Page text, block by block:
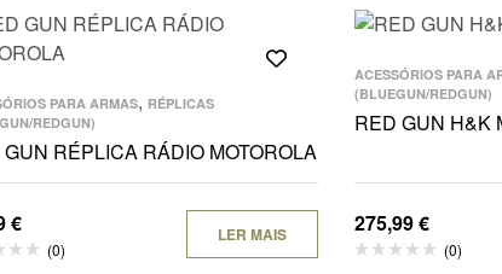
PARA ARMAS, RÉPLICAS
REDGUN)
RÉPLICA RÁDIO MOTOROLA
€
(0)
LER MAIS
ACESSÓRIOS PARA
(BLUEGUN/REDGUN)
RED GUN H&K
275,99€
(0)